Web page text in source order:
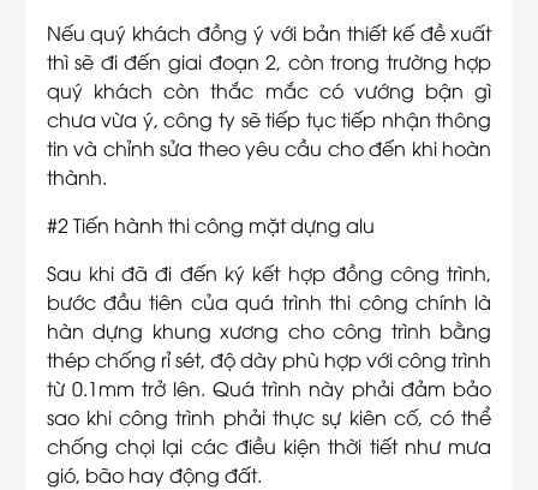
Nếu quý khách đồng ý với bản thiết kế đề xuất
thì sẽ đi đến giai đoạn 2, còn trong trường hợp
quý khách còn thắc mắc có vướng bận gì
chưa vừa ý, công ty sẽ tiếp tục tiếp nhận thông
tin và chỉnh sửa theo yêu cầu cho đến khi hoàn
thành.
#2 Tiến hành thi công mặt dựng alu
Sau khi đã đi đến ký kết hợp đồng công trình,
bước đầu tiên của quá trình thi công chính là
hàn dựng khung xương cho công trình bằng
thép chống rỉ sét, độ dày phù hợp với công trình
từ 0.1mm trở lên. Quá trình này phải đảm bảo
sao khi công trình phải thực sự kiên cố, có thể
chống chọi lại các điều kiện thời tiết như mưa
gió, bão hay động đất.